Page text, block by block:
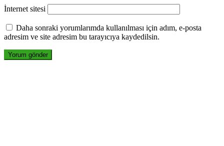
İnternet sitesi
Daha sonraki yorumlarımda kullanılması için adım, e-posta
adresim ve site adresim bu tarayıcıya kaydedilsin.